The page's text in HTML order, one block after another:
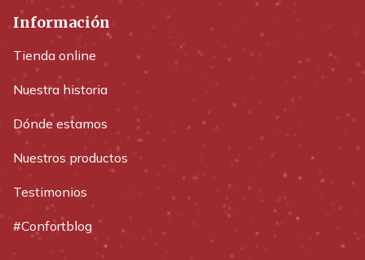
Información
Tienda online
Nuestra historia
Dónde estamos
Nuestros productos
Testimonios
#Confortblog